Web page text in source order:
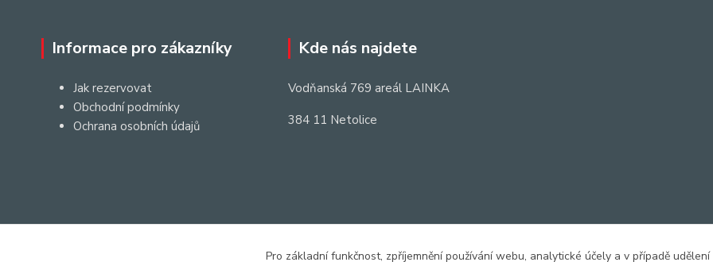
Informace pro zákazníky
Jak rezervovat
Obchodní podmínky
Ochrana osobních údajů
Kde nás najdete
Vodňanská 769 areál LAINKA
384 11 Netolice
Pro základní funkčnost, zpříjemnění používání webu, analytické účely a v případě